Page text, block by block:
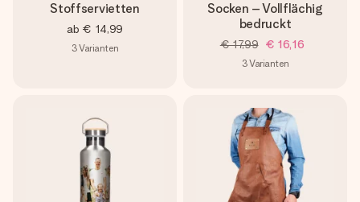
Stoffservietten
ab € 14,99
3Varianten
Socken – Vollflächig
bedruckt
€ 17,99 € 16,16
3Varianten